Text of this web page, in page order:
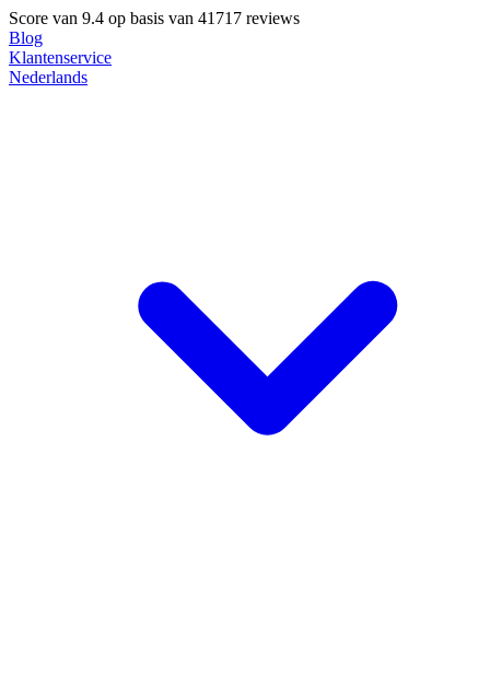
Score van 9.4 op basis van 41717 reviews
Blog
Klantenservice
Nederlands